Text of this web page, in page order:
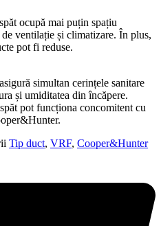
ocupă mai puțin spațiu
ventilație și climatizare. În plus,
pot fi reduse.
simultan cerințele sanitare
și umiditatea din încăpere.
pot funcționa concomitent cu
Tip duct, VRF, Cooper&Hunter